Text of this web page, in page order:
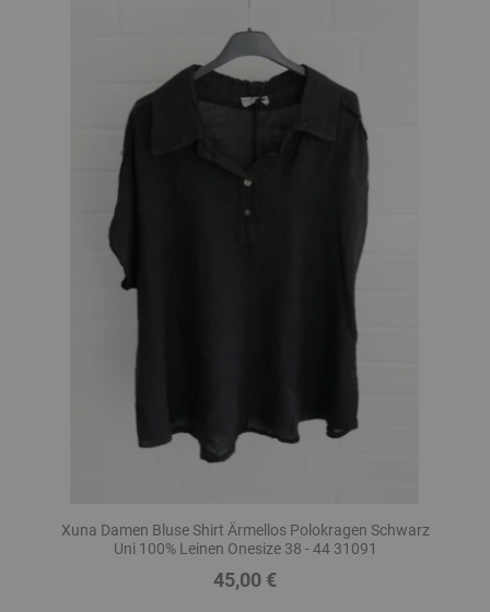
Xuna Damen Bluse Shirt Ärmellos Polokragen Schwarz
Uni 100% Leinen Onesize 38 - 44 31091
Preis
45,00 €